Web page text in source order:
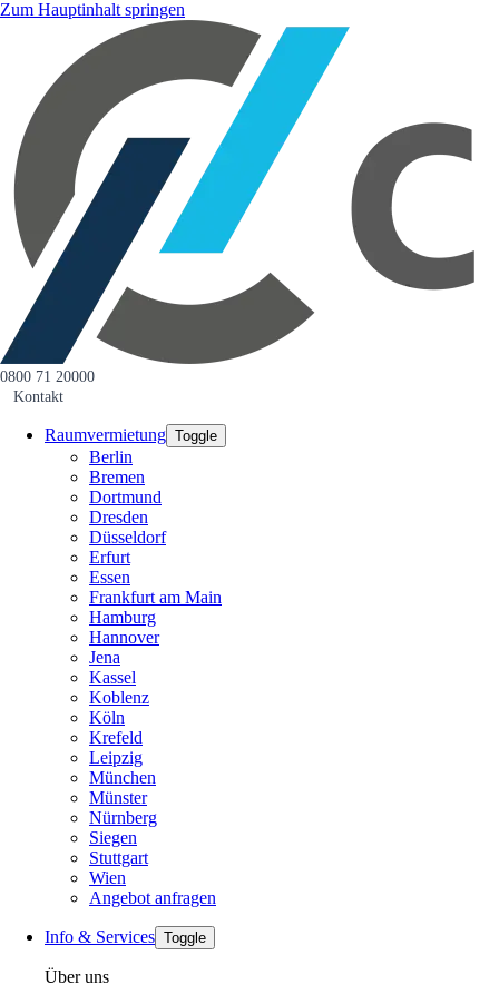
Zum Hauptinhalt springen
0800 71 20000
Kontakt
Raumvermietung Toggle
Berlin
Bremen
Dortmund
Dresden
Düsseldorf
Erfurt
Essen
Frankfurt am Main
Hamburg
Hannover
Jena
Kassel
Koblenz
Köln
Krefeld
Leipzig
München
Münster
Nürnberg
Siegen
Stuttgart
Wien
Angebot anfragen
Info & Services Toggle
Über uns